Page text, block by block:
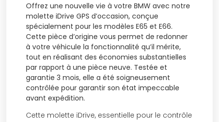
Offrez une nouvelle vie à votre BMW avec notre
molette iDrive GPS d’occasion, conçue
spécialement pour les modèles E65 et E66.
Cette pièce d’origine vous permet de redonner
à votre véhicule la fonctionnalité qu’il mérite,
tout en réalisant des économies substantielles
par rapport à une pièce neuve. Testée et
garantie 3 mois, elle a été soigneusement
contrôlée pour garantir son état impeccable
avant expédition.
Cette molette iDrive, essentielle pour le contrôle